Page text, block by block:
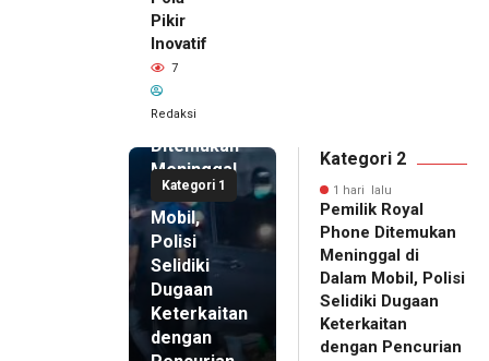
Pikir
Inovatif
7
Redaksi
Kategori 1
1 hari lalu
Pemilik
Royal
Phone
Ditemukan
Meninggal
di Dalam
Mobil,
Polisi
Selidiki
Dugaan
Keterkaitan
dengan
Kategori 2
1 hari lalu
Pemilik Royal
Phone Ditemukan
Meninggal di
Dalam Mobil, Polisi
Selidiki Dugaan
Keterkaitan
dengan Pencurian